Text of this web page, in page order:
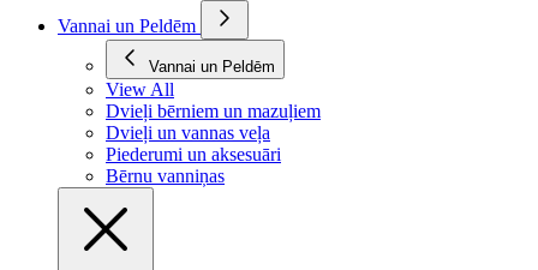
Vannai un Peldēm
Vannai un Peldēm
View All
Dvieļi bērniem un mazuļiem
Dvieļi un vannas veļa
Piederumi un aksesuāri
Bērnu vanniņas